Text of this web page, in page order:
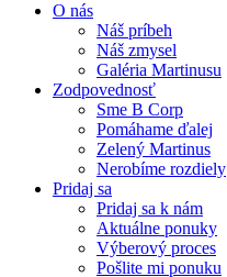
O nás
Náš príbeh
Náš zmysel
Galéria Martinusu
Zodpovednosť
Sme B Corp
Pomáhame ďalej
Zelený Martinus
Nerobíme rozdiely
Pridaj sa
Pridaj sa k nám
Aktuálne ponuky
Výberový proces
Pošlite mi ponuku